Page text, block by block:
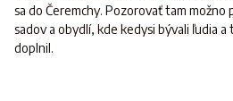
sa do Čeremchy. Pozorovať tam
sadov a obydlí, kde kedysi bývali ľudia a
doplnil.